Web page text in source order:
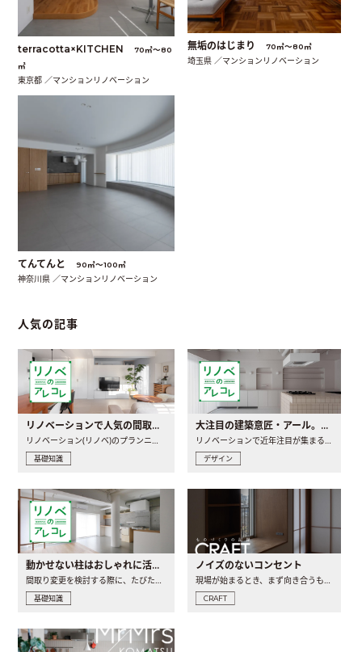
terracotta×KITCHEN
70㎡〜80
㎡
東京都 ／マンションリノベーション
無垢のはじまり 70㎡〜80㎡
埼玉県 ／マンションリノベーション
てんてんと 90㎡〜100㎡
神奈川県 ／マンションリノベーション
人気の記事
リノベーションで人気の間取りとは？トレンドの間取りと実例を徹底解説
リノベーション(リノベ)のプランニングで一番最初に決めるのは..
基礎知識
大注目の建築意匠・アール。人気の理由と空間に取り入れるポイント
リノベーションで近年注目が集まる建築意匠の一つであるアール..
デザイン
動かせない柱はおしゃれに活用！柱を魅せるリノベーション(リノベ)4選
間取り変更を検討する際に、たびたび皆さんの頭を悩ませる動か..
基礎知識
ノイズのないコンセント
現場が始まるとき、まず向き合うものの一つがコンセントです..
CRAFT